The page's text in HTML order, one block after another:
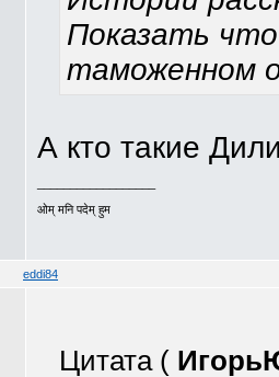
Показать
таможенном
А кто такие
ओम् मनि पदेम् हुम
eddi84
Цитата (